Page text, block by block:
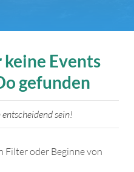
Events
gefunden
sein!
Filter oder Beginne von